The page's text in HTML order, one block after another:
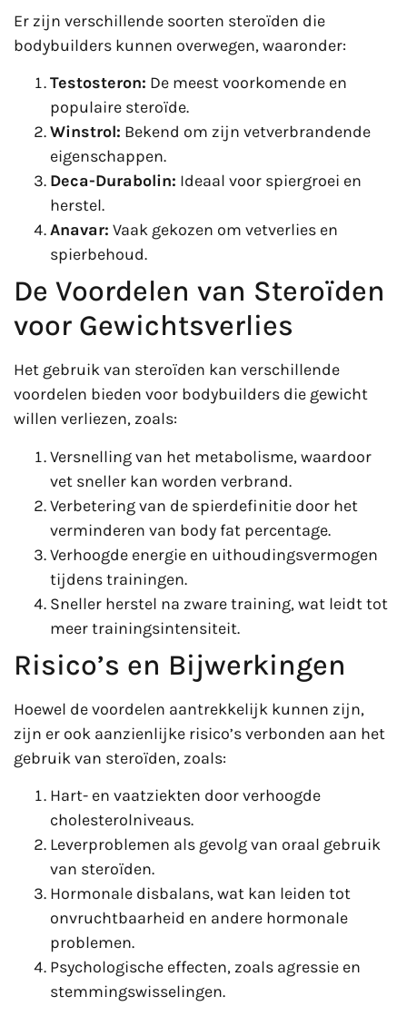
Er zijn verschillende soorten steroïden die
bodybuilders kunnen overwegen, waaronder:
Testosteron: De meest voorkomende en
populaire steroïde.
Winstrol: Bekend om zijn vetverbrandende
eigenschappen.
Deca-Durabolin: Ideaal voor spiergroei en
herstel.
Anavar: Vaak gekozen om vetverlies en
spierbehoud.
De Voordelen van Steroïden
voor Gewichtsverlies
Het gebruik van steroïden kan verschillende
voordelen bieden voor bodybuilders die gewicht
willen verliezen, zoals:
Versnelling van het metabolisme, waardoor
vet sneller kan worden verbrand.
Verbetering van de spierdefinitie door het
verminderen van body fat percentage.
Verhoogde energie en uithoudingsvermogen
tijdens trainingen.
Sneller herstel na zware training, wat leidt tot
meer trainingsintensiteit.
Risico’s en Bijwerkingen
Hoewel de voordelen aantrekkelijk kunnen zijn,
zijn er ook aanzienlijke risico’s verbonden aan het
gebruik van steroïden, zoals:
Hart- en vaatziekten door verhoogde
cholesterolniveaus.
Leverproblemen als gevolg van oraal gebruik
van steroïden.
Hormonale disbalans, wat kan leiden tot
onvruchtbaarheid en andere hormonale
problemen.
Psychologische effecten, zoals agressie en
stemmingswisselingen.